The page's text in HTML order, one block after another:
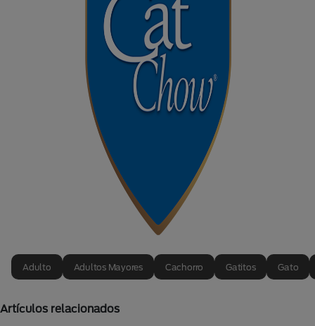
Adulto Adultos Mayores Cachorro Gatitos Gato
Artículos relacionados